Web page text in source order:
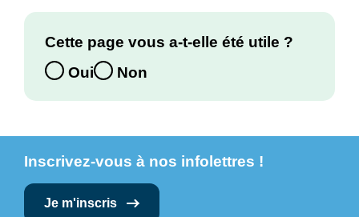
Cette page vous a-t-elle été utile ?
Oui
Non
Inscrivez-vous à nos infolettres !
Je m'inscris